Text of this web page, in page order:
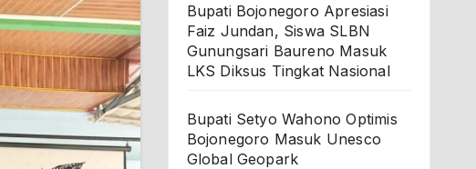
Bupati Bojonegoro Apresiasi
Faiz Jundan, Siswa SLBN
Gunungsari Baureno Masuk
LKS Diksus Tingkat Nasional
Bupati Setyo Wahono Optimis
Bojonegoro Masuk Unesco
Global Geopark